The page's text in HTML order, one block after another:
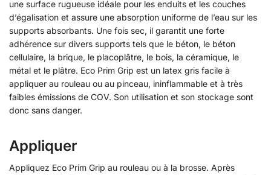
une surface rugueuse idéale pour les enduits et les couches
d’égalisation et assure une absorption uniforme de l’eau sur les
supports absorbants. Une fois sec, il garantit une forte
adhérence sur divers supports tels que le béton, le béton
cellulaire, la brique, le placoplâtre, le bois, la céramique, le
métal et le plâtre. Eco Prim Grip est un latex gris facile à
appliquer au rouleau ou au pinceau, ininflammable et à très
faibles émissions de COV. Son utilisation et son stockage sont
donc sans danger.
Appliquer
Appliquez Eco Prim Grip au rouleau ou à la brosse. Après